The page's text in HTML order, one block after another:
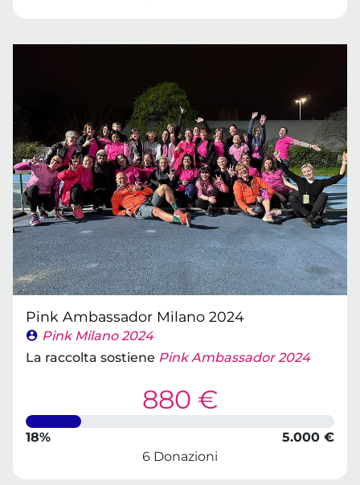
Pink Ambassador Milano 2024
Pink Milano 2024
La raccolta sostiene Pink Ambassador 2024
880 €
18%
5.000 €
6 Donazioni